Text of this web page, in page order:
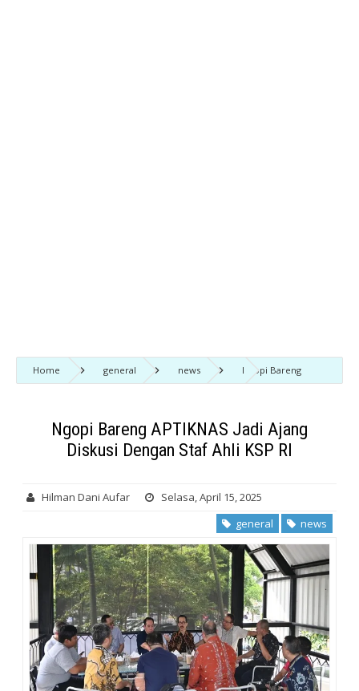
Home general news
Ngopi Bareng
APTIKNAS Jadi Ajang Diskusi Dengan Staf Ahli KSP RI
Ngopi Bareng APTIKNAS Jadi Ajang
Diskusi Dengan Staf Ahli KSP RI
Hilman Dani Aufar
Selasa, April 15, 2025
general
news